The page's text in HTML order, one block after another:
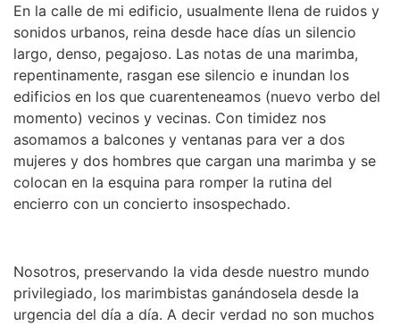
En la calle de mi edificio, usualmente llena de ruidos y
sonidos urbanos, reina desde hace días un silencio
largo, denso, pegajoso. Las notas de una marimba,
repentinamente, rasgan ese silencio e inundan los
edificios en los que cuarenteneamos (nuevo verbo del
momento) vecinos y vecinas. Con timidez nos
asomamos a balcones y ventanas para ver a dos
mujeres y dos hombres que cargan una marimba y se
colocan en la esquina para romper la rutina del
encierro con un concierto insospechado.
Nosotros, preservando la vida desde nuestro mundo
privilegiado, los marimbistas ganándosela desde la
urgencia del día a día. A decir verdad no son muchos